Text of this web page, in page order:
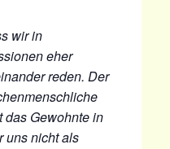
wir in
eher
reden. Der
das Gewohnte in
uns nicht als